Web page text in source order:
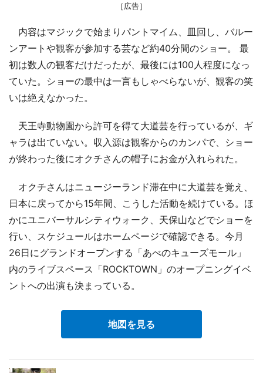
［広告］
内容はマジックで始まりパントマイム、皿回し、バルー
ンアートや観客が参加する芸など約40分間のショー。 最
初は数人の観客だけだったが、最後には100人程度になっ
ていた。ショーの最中は一言もしゃべらないが、観客の笑
いは絶えなかった。
天王寺動物園から許可を得て大道芸を行っているが、ギ
ャラは出ていない。収入源は観客からのカンパで、ショー
が終わった後にオクチさんの帽子にお金が入れられた。
オクチさんはニュージーランド滞在中に大道芸を覚え、
日本に戻ってから15年間、こうした活動を続けている。ほ
かにユニバーサルシティウォーク、天保山などでショーを
行い、スケジュールはホームページで確認できる。今月
26日にグランドオープンする「あべのキューズモール」
内のライブスペース「ROCKTOWN」のオープニングイベ
ントへの出演も決まっている。
地図を見る